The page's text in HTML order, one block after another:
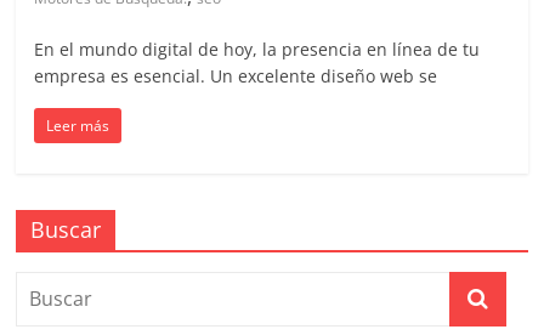
en
Colombia
|
Magazine
de
En el mundo digital de hoy, la presencia en línea de tu
empresa es esencial. Un excelente diseño web se
Leer más
Buscar